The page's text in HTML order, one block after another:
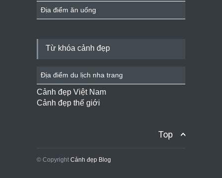
Địa điểm ăn uống
Từ khóa cảnh đẹp
Địa điểm du lịch nha trang
Cảnh đẹp Việt Nam
Cảnh đẹp thế giới
Top
© Copyright Cảnh đẹp Blog